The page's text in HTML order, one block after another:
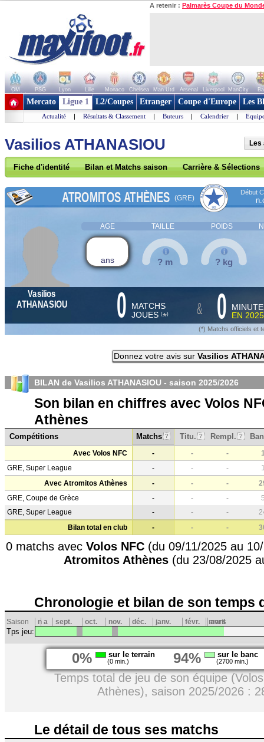
A retenir : Palmarès Coupe du
OM PSG Lyon Lille Monaco Chelsea Man Utd Arsenal Liverpool ManCity
+ de clubs
Mercato Ligue 1 L2/Coupes Etranger Coupe d'Europe Les
Actualité | Résultats & Classement | Buteurs | Calendrier |
Vasilios ATHANASIOU
Fiche d'identité Bilan et Matchs saison Carrière & Sélections
ATROMITOS ATHÈNES (GRE)
Début
AGE TAILLE POIDS
ans ? m ? kg
Vasilios
ATHANASIOU
0 MATCHS
JOUES (*) & 0
EN
(*) Matchs officiels et
Donnez votre avis sur Vasilios
BILAN de Vasilios ATHANASIOU - saison 2025/2026
Son bilan en chiffres avec Volos
Athènes
Compétitions Matchs ? Titu. ? Rempl. ?
Avec Volos NFC - - -
GRE, Super League
- - -
Avec Atromitos Athènes
- - -
GRE, Coupe de Grèce
- - -
GRE, Super League
- - -
Bilan total en club
- - -
0 matchs avec Volos NFC(du 09/11/2025 au
Atromitos Athènes (du 23/08/2025
Chronologie et bilan de son temps
Saison n a sept. oct. nov. déc. janv. févr. mars
avril
Tps jeu:
0% sur le terrain
(0 min.) 94% sur le banc
(2700 min.)
Temps total de jeu de son équipe
Athènes), saison 2025/2026 :
Le détail de tous ses matchs